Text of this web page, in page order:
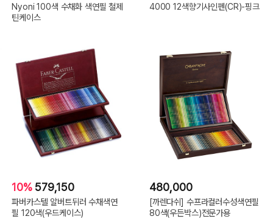
Nyoni 100색 수채화 색연필 철제
틴케이스
4000 12색향기사인펜(CR)-핑크
10% 579,150
파버카스텔 알버트뒤러 수채색연
필 120색(우드케이스)
480,000
[까렌다쉬] 수프라컬러수성색연필
80색(우든박스)전문가용